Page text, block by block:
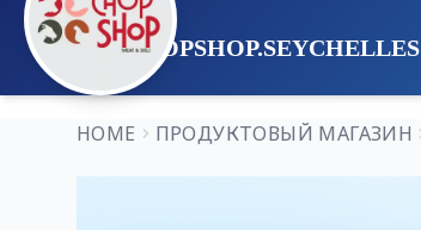
CHOPSHOP.SEYCHELLES
HOME ПРОДУКТОВЫЙ МАГАЗИН